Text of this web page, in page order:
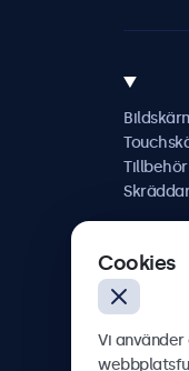
Tillbehör
Cookies
Vi